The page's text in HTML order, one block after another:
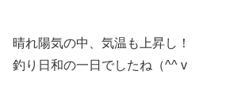
晴れ陽気の中、気温も上昇し！
釣り日和の一日でしたね（^^ v